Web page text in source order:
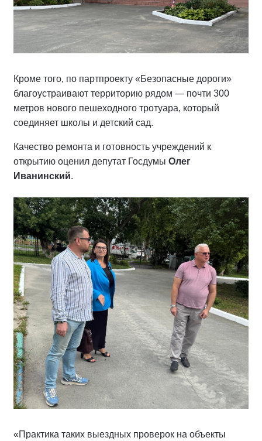
Кроме того, по партпроекту «Безопасные дороги»
благоустраивают территорию рядом — почти 300
метров нового пешеходного тротуара, который
соединяет школы и детский сад.
Качество ремонта и готовность учреждений к
открытию оценил депутат Госдумы Олег
Иванинский.
«Практика таких выездных проверок на объекты